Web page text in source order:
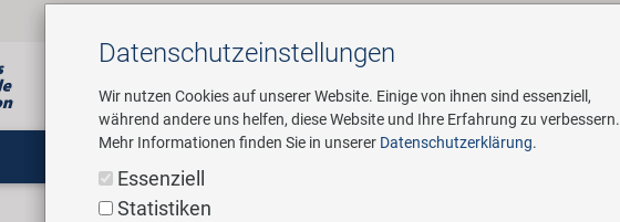
Suchen
Datenschutz­einstellungen
Wir nutzen Cookies auf unserer Website. Einige von ihnen sind essenziell,
während andere uns helfen, diese Website und Ihre Erfahrung zu verbessern.
Mehr Informationen finden Sie in unserer Datenschutzerklärung.
Essenziell
Statistiken